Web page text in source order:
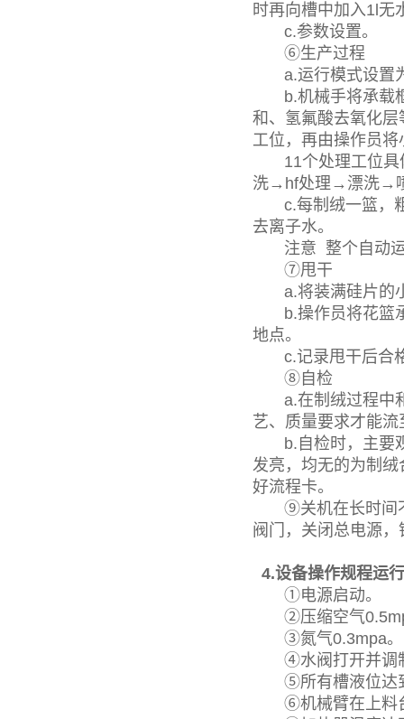
时再向槽中加入1l无
c.参数设置。
⑥生产过程
a.运行模式设置为
b.机械手将承载框
和、氢氟酸去氧化
工位，再由操作员
11个处理工位具
洗→hf处理→漂洗→
c.每制绒一篮，粗
去离子水。
注意 整个自动运
⑦甩干
a.将装满硅片的小
b.操作员将花篮承
地点。
c.记录甩干后合格
⑧自检
a.在制绒过程中和
艺、质量要求才能
b.自检时，主要观
发亮，均无的为制
好流程卡。
⑨关机在长时间不
阀门，关闭总电源
4.设备操作规程运
①电源启动。
②压缩空气
③氮气0.3mpa。
④水阀打开并调
⑤所有槽液位达
⑥机械臂在上料